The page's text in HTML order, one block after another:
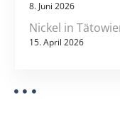
8. Juni 2026
Nickel in
15. April 2026